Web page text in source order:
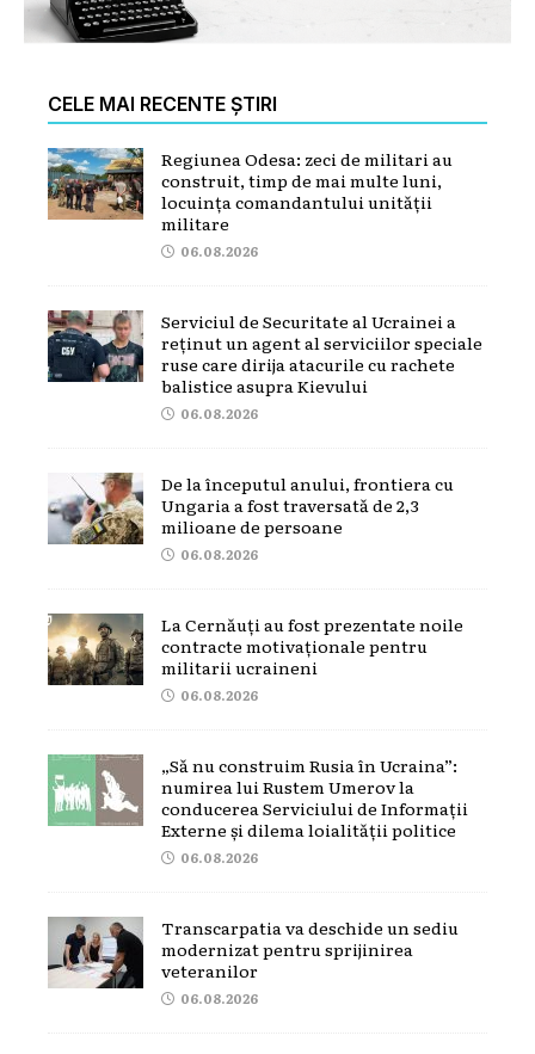
CELE MAI RECENTE ȘTIRI
Regiunea Odesa: zeci de militari au
construit, timp de mai multe luni,
locuința comandantului unității
militare
06.08.2026
Serviciul de Securitate al Ucrainei a
reținut un agent al serviciilor speciale
ruse care dirija atacurile cu rachete
balistice asupra Kievului
06.08.2026
De la începutul anului, frontiera cu
Ungaria a fost traversată de 2,3
milioane de persoane
06.08.2026
La Cernăuți au fost prezentate noile
contracte motivaționale pentru
militarii ucraineni
06.08.2026
„Să nu construim Rusia în Ucraina”:
numirea lui Rustem Umerov la
conducerea Serviciului de Informații
Externe și dilema loialității politice
06.08.2026
Transcarpatia va deschide un sediu
modernizat pentru sprijinirea
veteranilor
06.08.2026